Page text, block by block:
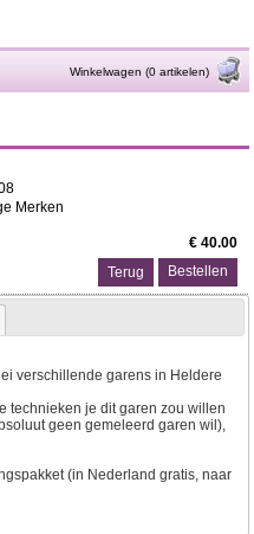
Winkelwagen (0 artikelen)
Merken
€ 40.00
Terug
verschillende garens in Heldere
technieken je dit garen zou willen
geen gemeleerd garen wil),
(in Nederland gratis, naar